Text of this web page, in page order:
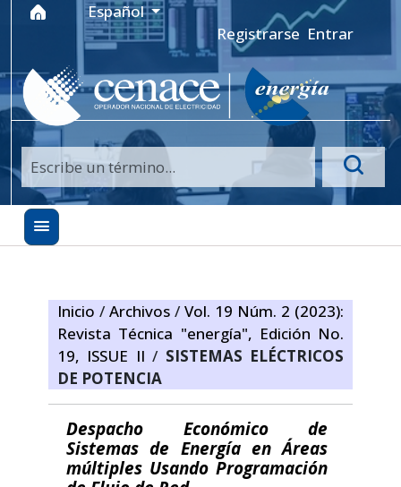
Ir al menú de navegación principal
Ir al contenido principal
Ir al pie de página del sitio
Idioma
Español
Registrarse Entrar
Inicio / Archivos / Vol. 19 Núm. 2 (2023):
Revista Técnica "energía", Edición No.
19, ISSUE II/ SISTEMAS ELÉCTRICOS
DE POTENCIA
Despacho Económico de
Sistemas de Energía en Áreas
múltiples Usando Programación